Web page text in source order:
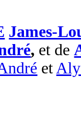
James-
, et de
et